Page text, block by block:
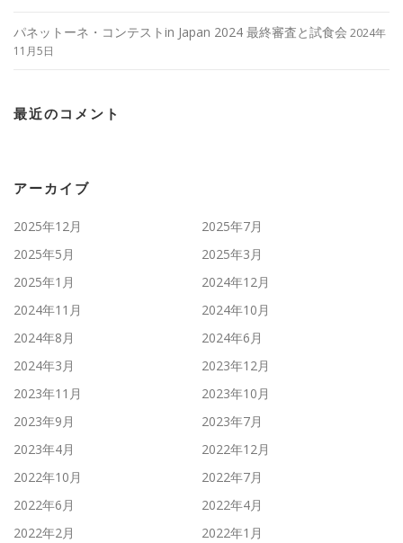
パネットーネ・コンテストin Japan 2024 最終審査と試食会 2024年
11月5日
最近のコメント
アーカイブ
2025年12月
2025年7月
2025年5月
2025年3月
2025年1月
2024年12月
2024年11月
2024年10月
2024年8月
2024年6月
2024年3月
2023年12月
2023年11月
2023年10月
2023年9月
2023年7月
2023年4月
2022年12月
2022年10月
2022年7月
2022年6月
2022年4月
2022年2月
2022年1月